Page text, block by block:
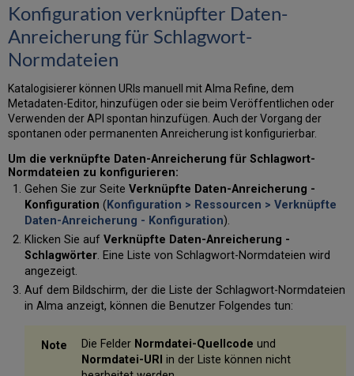
Konfiguration verknüpfter Daten-
Anreicherung für Schlagwort-
Normdateien
Katalogisierer können URIs manuell mit Alma Refine, dem
Metadaten-Editor, hinzufügen oder sie beim Veröffentlichen oder
Verwenden der API spontan hinzufügen. Auch der Vorgang der
spontanen oder permanenten Anreicherung ist konfigurierbar.
Um die verknüpfte Daten-Anreicherung für Schlagwort-
Normdateien zu konfigurieren:
Gehen Sie zur Seite Verknüpfte Daten-Anreicherung -
Konfiguration (Konfiguration > Ressourcen > Verknüpfte
Daten-Anreicherung - Konfiguration).
Klicken Sie auf Verknüpfte Daten-Anreicherung -
Schlagwörter. Eine Liste von Schlagwort-Normdateien wird
angezeigt.
Auf dem Bildschirm, der die Liste der Schlagwort-Normdateien
in Alma anzeigt, können die Benutzer Folgendes tun:
Die Felder Normdatei-Quellcode und
Normdatei-URI in der Liste können nicht